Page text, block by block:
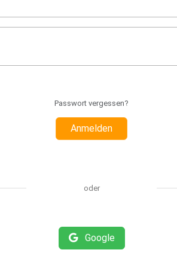
Passwort vergessen?
Anmelden
oder
Google